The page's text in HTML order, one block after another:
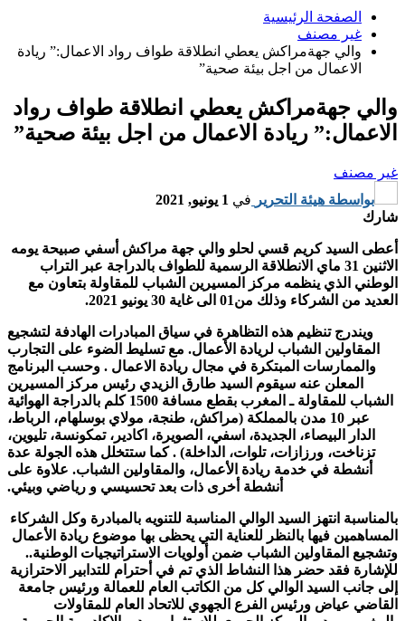
الصفحة الرئيسية
غير مصنف
والي جهةمراكش يعطي انطلاقة طواف رواد الاعمال:” ريادة
الاعمال من اجل بيئة صحية”
والي جهةمراكش يعطي انطلاقة طواف رواد
الاعمال:” ريادة الاعمال من اجل بيئة صحية”
غير مصنف
بواسطة هيئة التحرير في 1 يونيو, 2021
شارك
أعطى السيد كريم قسي لحلو والي جهة مراكش أسفي صبيحة يومه
الاثنين 31 ماي الانطلاقة الرسمية للطواف بالدراجة عبر التراب
الوطني الذي ينظمه مركز المسيرين الشباب للمقاولة بتعاون مع
العديد من الشركاء وذلك من01 الى غاية 30 يونيو 2021.
ويندرج تنظيم هذه التظاهرة في سياق المبادرات الهادفة لتشجيع
المقاولين الشباب لريادة الأعمال. مع تسليط الضوء على التجارب
والممارسات المبتكرة في مجال ريادة الاعمال . وحسب البرنامج
المعلن عنه سيقوم السيد طارق الزيدي رئيس مركز المسيرين
الشباب للمقاولة ـ المغرب بقطع مسافة 1500 كلم بالدراجة الهوائية
عبر 10 مدن بالمملكة (مراكش، طنجة، مولاي بوسلهام، الرباط،
الدار البيصاء، الجديدة، اسفي، الصويرة، اكادير، تمكونسة، تليوين،
تزناخت، ورزازات، تلوات، الداخلة) . كما ستتخلل هذه الجولة عدة
أنشطة في خدمة ريادة الأعمال، والمقاولين الشباب. علاوة على
أنشطة أخرى ذات بعد تحسيسي و رياضي وبيئي.
بالمناسبة انتهز السيد الوالي المناسبة للتنويه بالمبادرة وكل الشركاء
المساهمين فيها بالنظر للعناية التي يحظى بها موضوع ريادة الأعمال
وتشجيع المقاولين الشباب ضمن أولويات الاستراتيجيات الوطنية..
للإشارة فقد حضر هذا النشاط الذي تم في أحترام للتدابير الاحترازية
إلى جانب السيد الوالي كل من الكاتب العام للعمالة ورئيس جامعة
القاضي عياض ورئيس الفرع الجهوي للاتحاد العام للمقاولات